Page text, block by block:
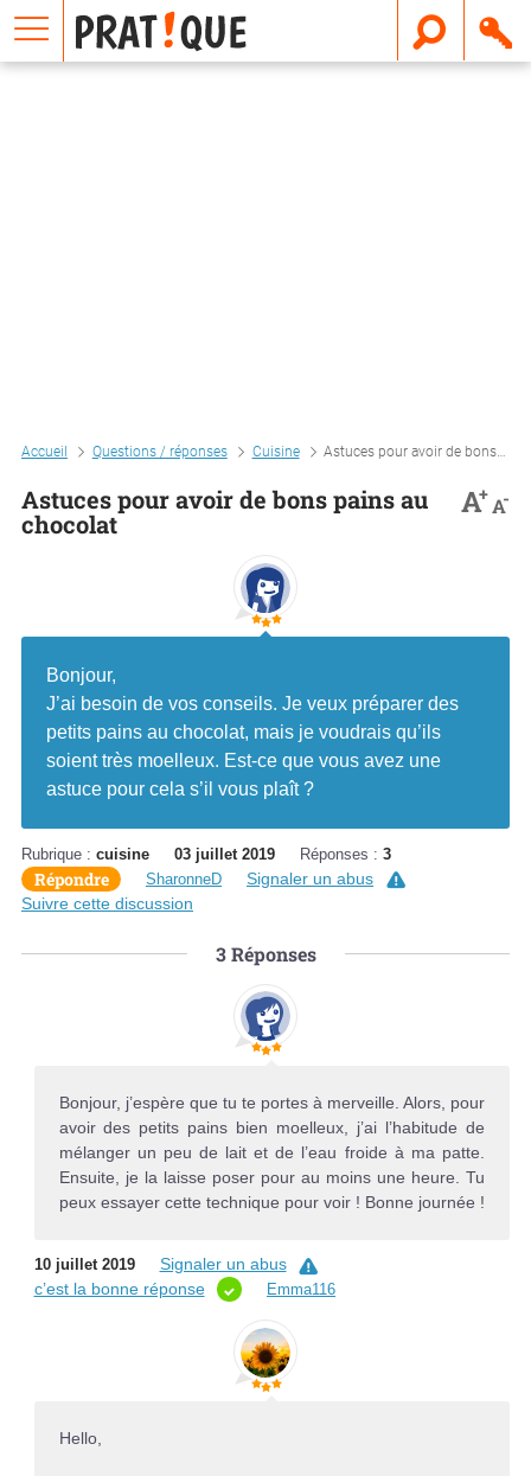
Accueil Questions / réponses Cuisine Astuces pour avoir de bons pains au chocolat
Astuces pour avoir de bons pains au
chocolat
A+A-
Bonjour,
J’ai besoin de vos conseils. Je veux préparer des
petits pains au chocolat, mais je voudrais qu’ils
soient très moelleux. Est-ce que vous avez une
astuce pour cela s’il vous plaît ?
Rubrique : cuisine 03 juillet 2019 Réponses : 3
Répondre SharonneD
Signaler un abus
Suivre cette discussion
3Réponses
Bonjour, j’espère que tu te portes à merveille. Alors, pour
avoir des petits pains bien moelleux, j’ai l’habitude de
mélanger un peu de lait et de l’eau froide à ma patte.
Ensuite, je la laisse poser pour au moins une heure. Tu
peux essayer cette technique pour voir ! Bonne journée !
10 juillet 2019
Signaler un abus
c’est la bonne réponse
Emma116
Hello,
E
m
a